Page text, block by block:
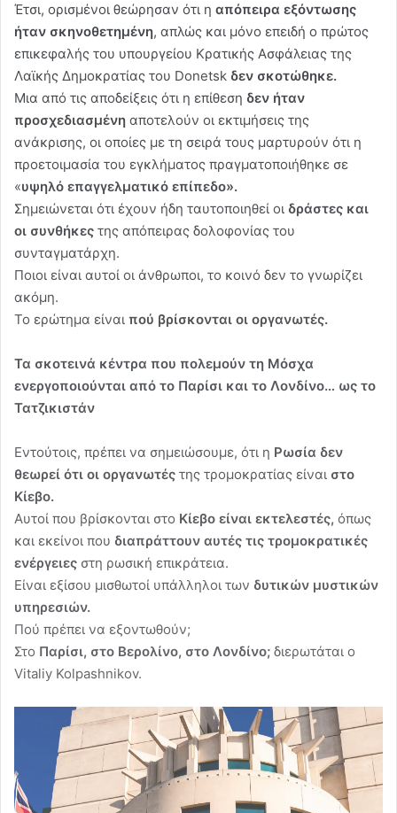
Έτσι, ορισμένοι θεώρησαν ότι η απόπειρα εξόντωσης
ήταν σκηνοθετημένη, απλώς και μόνο επειδή ο πρώτος
επικεφαλής του υπουργείου Κρατικής Ασφάλειας της
Λαϊκής Δημοκρατίας του Donetsk δεν σκοτώθηκε.
Μια από τις αποδείξεις ότι η επίθεση δεν ήταν
προσχεδιασμένη αποτελούν οι εκτιμήσεις της
ανάκρισης, οι οποίες με τη σειρά τους μαρτυρούν ότι η
προετοιμασία του εγκλήματος πραγματοποιήθηκε σε
«υψηλό επαγγελματικό επίπεδο».
Σημειώνεται ότι έχουν ήδη ταυτοποιηθεί οι δράστες και
οι συνθήκες της απόπειρας δολοφονίας του
συνταγματάρχη.
Ποιοι είναι αυτοί οι άνθρωποι, το κοινό δεν το γνωρίζει
ακόμη.
Το ερώτημα είναι πού βρίσκονται οι οργανωτές.
Τα σκοτεινά κέντρα που πολεμούν τη Μόσχα
ενεργοποιούνται από το Παρίσι και το Λονδίνο… ως το
Τατζικιστάν
Εντούτοις, πρέπει να σημειώσουμε, ότι η Ρωσία δεν
θεωρεί ότι οι οργανωτές της τρομοκρατίας είναι στο
Κίεβο.
Αυτοί που βρίσκονται στο Κίεβο είναι εκτελεστές, όπως
και εκείνοι που διαπράττουν αυτές τις τρομοκρατικές
ενέργειες στη ρωσική επικράτεια.
Είναι εξίσου μισθωτοί υπάλληλοι των δυτικών μυστικών
υπηρεσιών.
Πού πρέπει να εξοντωθούν;
Στο Παρίσι, στο Βερολίνο, στο Λονδίνο; διερωτάται ο
Vitaliy Kolpashnikov.